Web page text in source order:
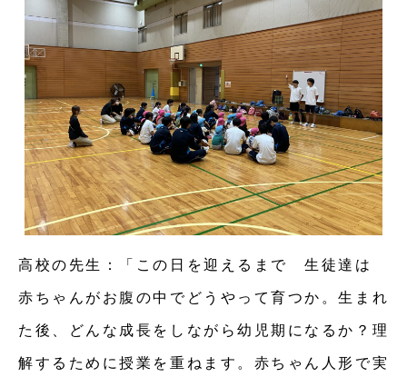
高校の先生：「この日を迎えるまで 生徒達は
赤ちゃんがお腹の中でどうやって育つか。生まれ
た後、どんな成長をしながら幼児期になるか？理
解するために授業を重ねます。赤ちゃん人形で実